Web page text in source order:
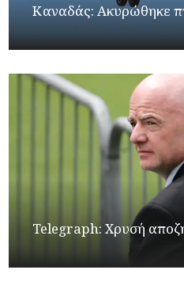
Καναδάς: Ακυρώθηκε
Telegraph: Χρυσή